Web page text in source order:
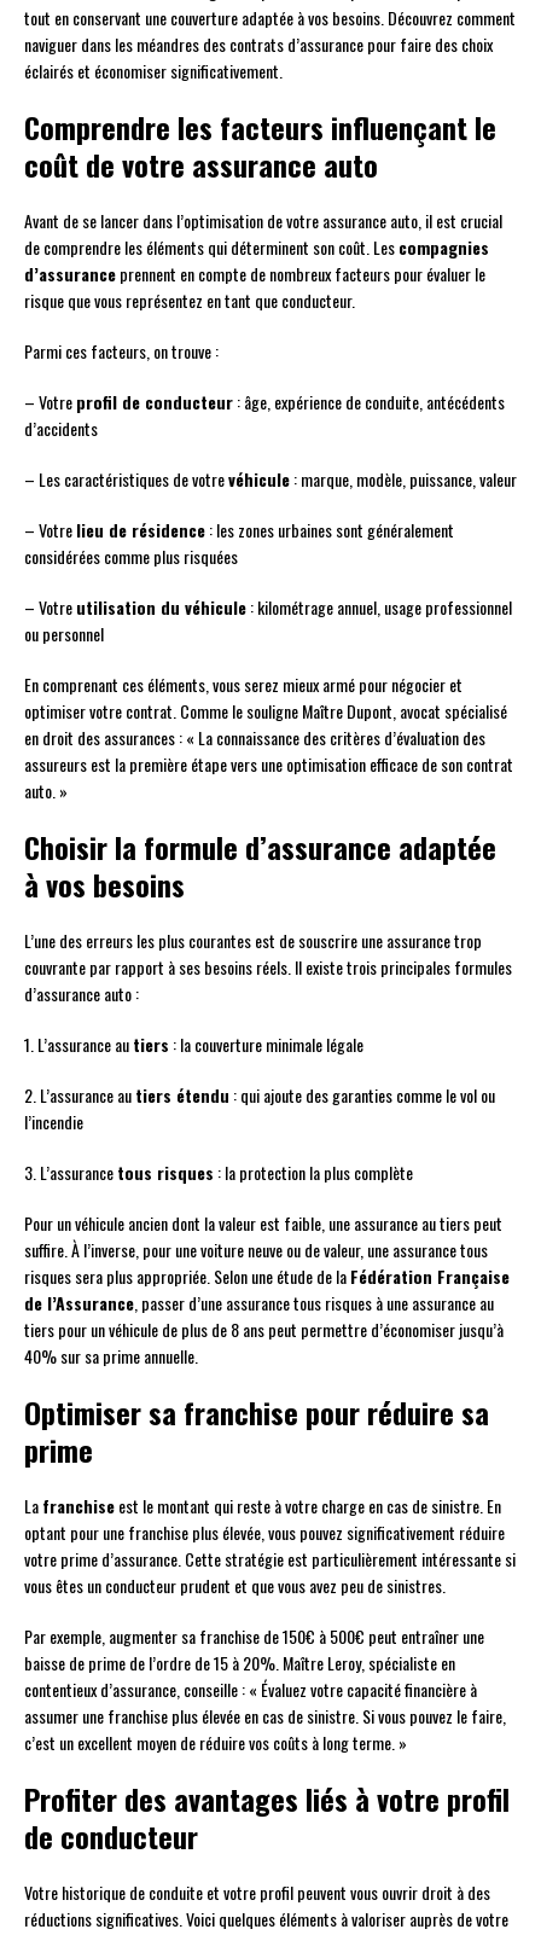
tout en conservant une couverture adaptée à vos besoins. Découvrez comment
naviguer dans les méandres des contrats d’assurance pour faire des choix
éclairés et économiser significativement.
Comprendre les facteurs influençant le
coût de votre assurance auto
Avant de se lancer dans l’optimisation de votre assurance auto, il est crucial
de comprendre les éléments qui déterminent son coût. Lescompagnies
d’assuranceprennent en compte de nombreux facteurs pour évaluer le
risque que vous représentez en tant que conducteur.
Parmi ces facteurs, on trouve :
– Votreprofil de conducteur: âge, expérience de conduite, antécédents
d’accidents
– Les caractéristiques de votrevéhicule: marque, modèle, puissance, valeur
– Votrelieu de résidence: les zones urbaines sont généralement
considérées comme plus risquées
– Votreutilisation du véhicule: kilométrage annuel, usage professionnel
ou personnel
En comprenant ces éléments, vous serez mieux armé pour négocier et
optimiser votre contrat. Comme le souligne Maître Dupont, avocat spécialisé
en droit des assurances : « La connaissance des critères d’évaluation des
assureurs est la première étape vers une optimisation efficace de son contrat
auto. »
Choisir la formule d’assurance adaptée
à vos besoins
L’une des erreurs les plus courantes est de souscrire une assurance trop
couvrante par rapport à ses besoins réels. Il existe trois principales formules
d’assurance auto :
1. L’assurance autiers : la couverture minimale légale
2. L’assurance autiers étendu : qui ajoute des garanties comme le vol ou
l’incendie
3. L’assurancetous risques : la protection la plus complète
Pour un véhicule ancien dont la valeur est faible, une assurance au tiers peut
suffire. À l’inverse, pour une voiture neuve ou de valeur, une assurance tous
risques sera plus appropriée. Selon une étude de laFédération Française
de l’Assurance , passer d’une assurance tous risques à une assurance au
tiers pour un véhicule de plus de 8 ans peut permettre d’économiser jusqu’à
40% sur sa prime annuelle.
Optimiser sa franchise pour réduire sa
prime
Lafranchiseest le montant qui reste à votre charge en cas de sinistre. En
optant pour une franchise plus élevée, vous pouvez significativement réduire
votre prime d’assurance. Cette stratégie est particulièrement intéressante si
vous êtes un conducteur prudent et que vous avez peu de sinistres.
Par exemple, augmenter sa franchise de 150€ à 500€ peut entraîner une
baisse de prime de l’ordre de 15 à 20%. Maître Leroy, spécialiste en
contentieux d’assurance, conseille : « Évaluez votre capacité financière à
assumer une franchise plus élevée en cas de sinistre. Si vous pouvez le faire,
c’est un excellent moyen de réduire vos coûts à long terme. »
Profiter des avantages liés à votre profil
de conducteur
Votre historique de conduite et votre profil peuvent vous ouvrir droit à des
réductions significatives. Voici quelques éléments à valoriser auprès de votre